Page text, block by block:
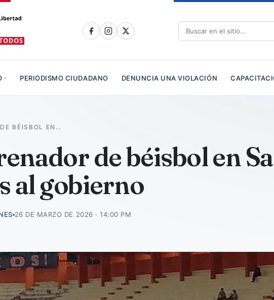
PERIODISMO CIUDADANO DENUNCIA UNA VIOLACIÓN
BÉISBOL EN…
de béisbol en
al gobierno
26 DE MARZO DE 2026 · 14:00 PM